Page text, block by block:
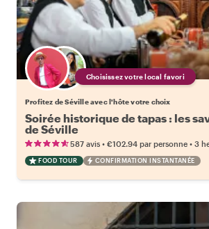
Choisissez votre local favori
Profitez de Séville avec l'hôte votre choix
Soirée historique de tapas : les
de Séville
587 avis • €102.94 par personne • 3
FOOD TOUR CONFIRMATION INSTANTANÉE